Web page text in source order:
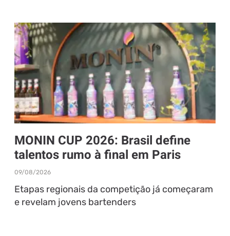
MONIN CUP 2026: Brasil define
talentos rumo à final em Paris
09/08/2026
Etapas regionais da competição já começaram
e revelam jovens bartenders